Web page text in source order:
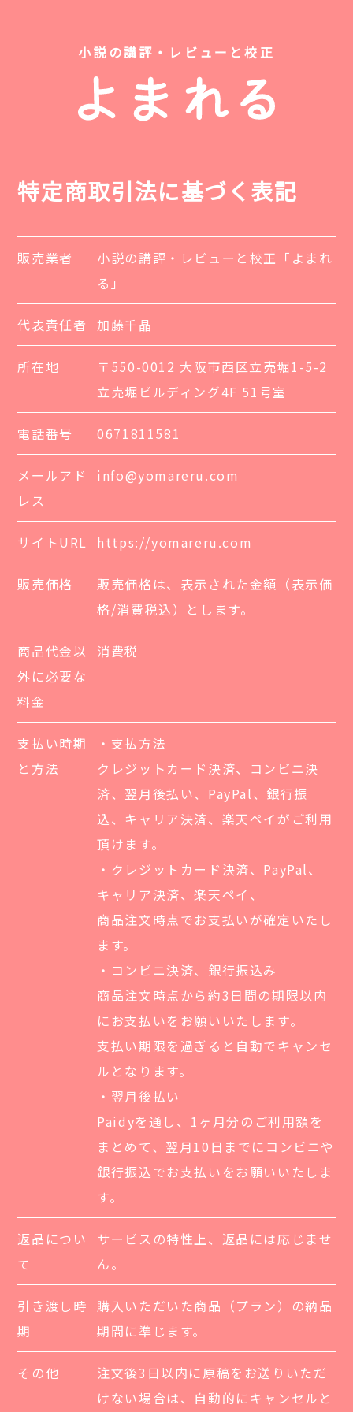
小説の講評・レビューと校正
特定商取引法に基づく表記
販売業者
小説の講評・レビューと校正「よまれ
る」
代表責任者 加藤千晶
所在地
〒550-0012 大阪市西区立売堀1-5-2
立売堀ビルディング4F 51号室
電話番号 0671811581
メールアド
レス
info@yomareru.com
サイトURL https://yomareru.com
販売価格
販売価格は、表示された金額（表示価
格/消費税込）とします。
商品代金以
外に必要な
料金
消費税
支払い時期
と方法
・支払方法
クレジットカード決済、コンビニ決
済、翌月後払い、PayPal、銀行振
込、キャリア決済、楽天ペイがご利用
頂けます。
・クレジットカード決済、PayPal、
キャリア決済、楽天ペイ、
商品注文時点でお支払いが確定いたし
ます。
・コンビニ決済、銀行振込み
商品注文時点から約3日間の期限以内
にお支払いをお願いいたします。
支払い期限を過ぎると自動でキャンセ
ルとなります。
・翌月後払い
Paidyを通し、1ヶ月分のご利用額を
まとめて、翌月10日までにコンビニや
銀行振込でお支払いをお願いいたしま
す。
返品につい
て
サービスの特性上、返品には応じませ
ん。
引き渡し時
期
購入いただいた商品（プラン）の納品
期間に準じます。
その他
注文後3日以内に原稿をお送りいただ
けない場合は、自動的にキャンセルと